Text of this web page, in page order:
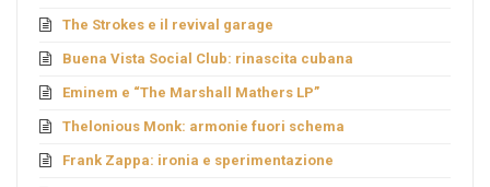
The Strokes e il revival garage
Buena Vista Social Club: rinascita cubana
Eminem e “The Marshall Mathers LP”
Thelonious Monk: armonie fuori schema
Frank Zappa: ironia e sperimentazione